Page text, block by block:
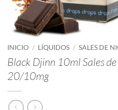
INICIO / LÍQUIDOS / SALES DE
Black Djinn 10ml Sales
20/10mg